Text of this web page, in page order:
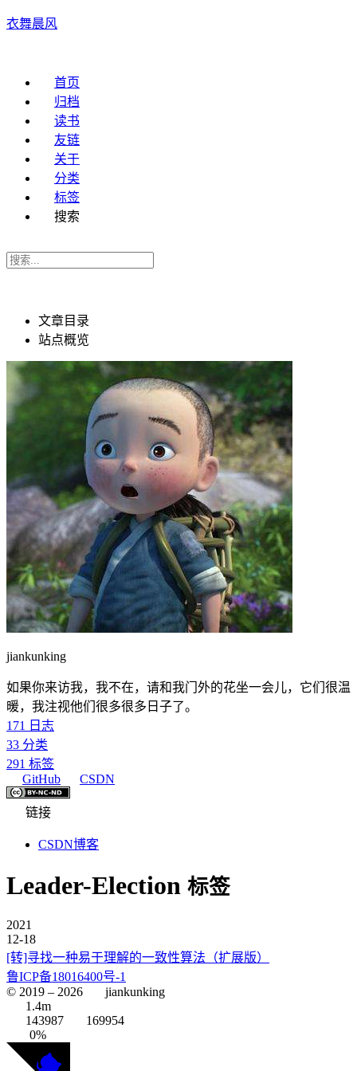
衣舞晨风
首页
归档
读书
友链
关于
分类
标签
搜索
文章目录
站点概览
jiankunking
如果你来访我，我不在，请和我门外的花坐一会儿，它们很温
暖，我注视他们很多很多日子了。
171
日志
33 分类
291 标签
GitHub
CSDN
链接
CSDN博客
Leader-Election 标签
2021
12-18
[转]寻找一种易于理解的一致性算法（扩展版）
鲁ICP备18016400号-1
© 2019 – 2026
jiankunking
1.4m
143987
169954
0%